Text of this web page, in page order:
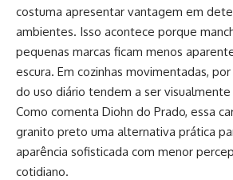
costuma apresentar vantagem em
ambientes. Isso acontece porque
pequenas marcas ficam menos
escura. Em cozinhas movimentadas,
do uso diário tendem a ser
Como comenta Diohn do Prado, essa
granito preto uma alternativa prática
aparência sofisticada com menor
cotidiano.